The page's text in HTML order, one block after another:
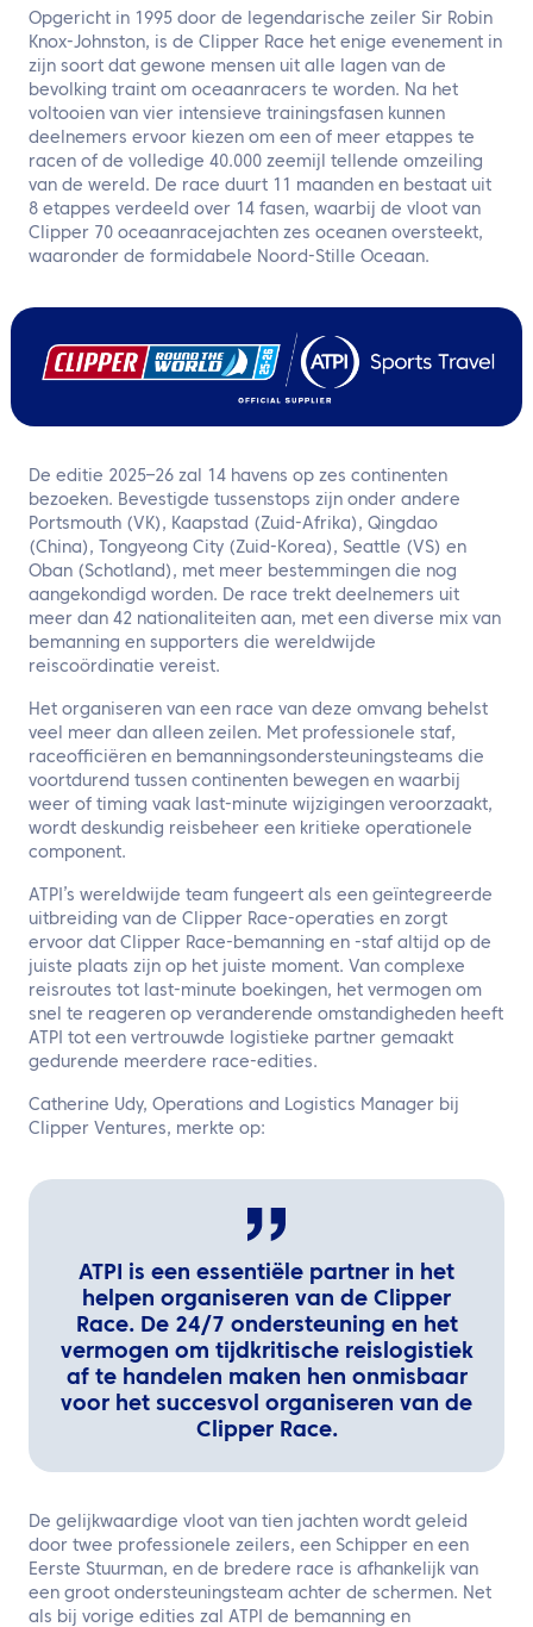
Opgericht in 1995 door de legendarische zeiler Sir Robin
Knox-Johnston, is de Clipper Race het enige evenement in
zijn soort dat gewone mensen uit alle lagen van de
bevolking traint om oceaanracers te worden. Na het
voltooien van vier intensieve trainingsfasen kunnen
deelnemers ervoor kiezen om een of meer etappes te
racen of de volledige 40.000 zeemijl tellende omzeiling
van de wereld. De race duurt 11 maanden en bestaat uit
8 etappes verdeeld over 14 fasen, waarbij de vloot van
Clipper 70 oceaanracejachten zes oceanen oversteekt,
waaronder de formidabele Noord-Stille Oceaan.
De editie 2025–26 zal 14 havens op zes continenten
bezoeken. Bevestigde tussenstops zijn onder andere
Portsmouth (VK), Kaapstad (Zuid-Afrika), Qingdao
(China), Tongyeong City (Zuid-Korea), Seattle (VS) en
Oban (Schotland), met meer bestemmingen die nog
aangekondigd worden. De race trekt deelnemers uit
meer dan 42 nationaliteiten aan, met een diverse mix van
bemanning en supporters die wereldwijde
reiscoördinatie vereist.
Het organiseren van een race van deze omvang behelst
veel meer dan alleen zeilen. Met professionele staf,
raceofficiëren en bemanningsondersteuningsteams die
voortdurend tussen continenten bewegen en waarbij
weer of timing vaak last-minute wijzigingen veroorzaakt,
wordt deskundig reisbeheer een kritieke operationele
component.
ATPI’s wereldwijde team fungeert als een geïntegreerde
uitbreiding van de Clipper Race-operaties en zorgt
ervoor dat Clipper Race-bemanning en -staf altijd op de
juiste plaats zijn op het juiste moment. Van complexe
reisroutes tot last-minute boekingen, het vermogen om
snel te reageren op veranderende omstandigheden heeft
ATPI tot een vertrouwde logistieke partner gemaakt
gedurende meerdere race-edities.
Catherine Udy, Operations and Logistics Manager bij
Clipper Ventures, merkte op:
ATPI is een essentiële partner in het
helpen organiseren van de Clipper
Race. De 24/7 ondersteuning en het
vermogen om tijdkritische reislogistiek
af te handelen maken hen onmisbaar
voor het succesvol organiseren van de
Clipper Race.
De gelijkwaardige vloot van tien jachten wordt geleid
door twee professionele zeilers, een Schipper en een
Eerste Stuurman, en de bredere race is afhankelijk van
een groot ondersteuningsteam achter de schermen. Net
als bij vorige edities zal ATPI de bemanning en